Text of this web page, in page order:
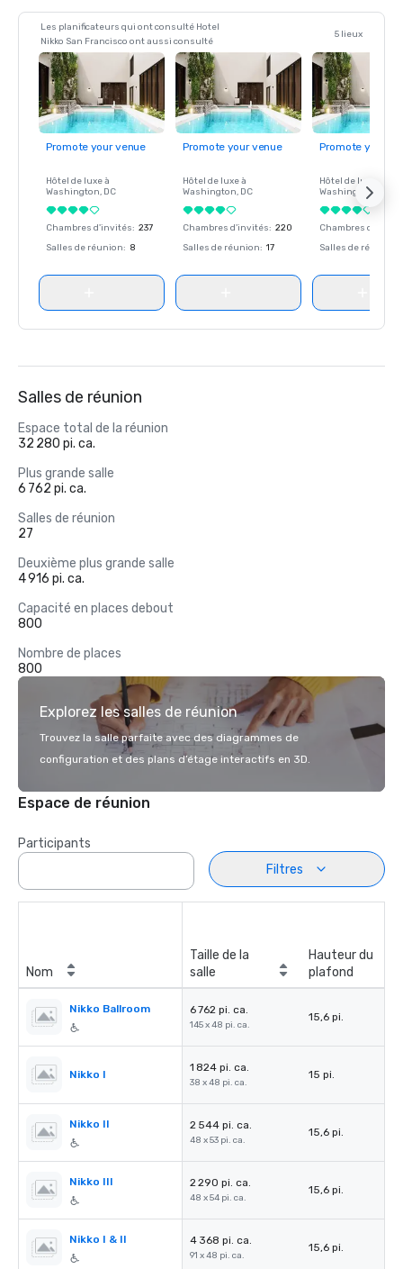
Les planificateurs qui ont consulté Hotel
Nikko San Francisco ont aussi consulté
5 lieux
Promote your venue
Hôtel de luxe à
Washington, DC
Chambres d'invités: 237
Salles de réunion: 8
Promote your venue
Hôtel de luxe à
Washington, DC
Chambres d'invités: 220
Salles de réunion: 17
Promote your
Hôtel de luxe à
Washington
Chambres
Salles de réunion
Salles de réunion
Espace total de la réunion
32 280 pi. ca.
Plus grande salle
6 762 pi. ca.
Salles de réunion
27
Deuxième plus grande salle
4 916 pi. ca.
Capacité en places debout
800
Nombre de places
800
Explorez les salles de réunion
Trouvez la salle parfaite avec des diagrammes de
configuration et des plans d’étage interactifs en 3D.
Espace de réunion
Participants
Filtres
Nom
Taille de la
salle
Hauteur du
plafond
Nikko Ballroom 6 762 pi. ca.
145 x 48 pi. ca.
15,6 pi.
Nikko I
1 824 pi. ca.
38 x 48 pi. ca.
15 pi.
Nikko II 2 544 pi. ca.
48 x 53 pi. ca.
15,6 pi.
Nikko III 2 290 pi. ca.
48 x 54 pi. ca.
15,6 pi.
Nikko I & II 4 368 pi. ca.
91 x 48 pi. ca.
15,6 pi.